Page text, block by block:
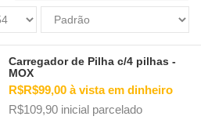
Carregador de Pilha c/4 pilhas -
MOX
R$R$99,00 à vista em dinheiro
R$109,90 inicial parcelado